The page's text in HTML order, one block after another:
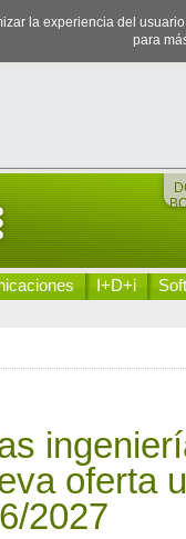
la experiencia del
para
I+D+i
oferta
2027